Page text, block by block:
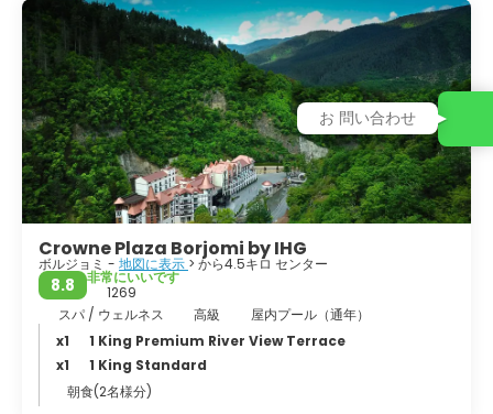
Crowne Plaza Borjomi by IHG
ボルジョミ - 地図に表示 > から4.5キロ センター
8.8
非常にいいです
1269
スパ / ウェルネス
高級
屋内プール（通年）
x1
1 King Premium River View Terrace
x1
1 King Standard
朝食(2名様分)
お 問い合わせ